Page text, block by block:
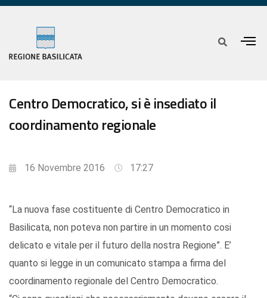
Centro Democratico, si è insediato il
coordinamento regionale
16 Novembre 2016 17:27
“La nuova fase costituente di Centro Democratico in
Basilicata, non poteva non partire in un momento cosi
delicato e vitale per il futuro della nostra Regione”. E’
quanto si legge in un comunicato stampa a firma del
coordinamento regionale del Centro Democratico.